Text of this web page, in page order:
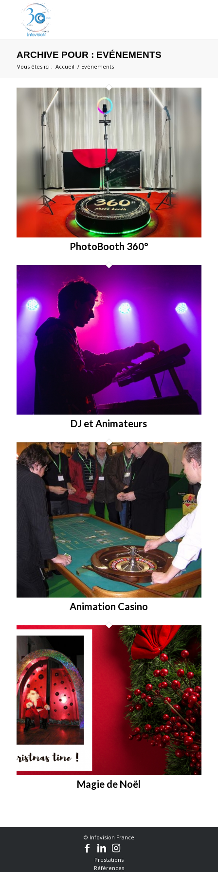
ARCHIVE POUR : EVÉNEMENTS
Vous êtes ici : Accueil / Evénements
PhotoBooth 360°
DJ et Animateurs
Animation Casino
Magie de Noël
© Infovision France
Prestations
Références